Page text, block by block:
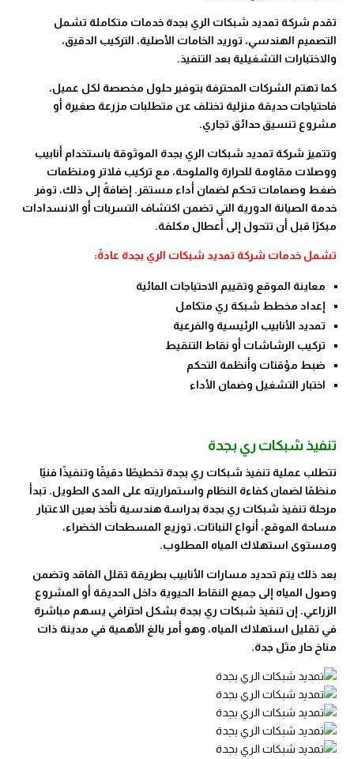
تقدم شركة تمديد شبكات الري بجدة خدمات متكاملة تشمل
التصميم الهندسي، توريد الخامات الأصلية، التركيب الدقيق،
والاختبارات التشغيلية بعد التنفيذ.
كما تهتم الشركات المحترفة بتوفير حلول مخصصة لكل عميل،
فاحتياجات حديقة منزلية تختلف عن متطلبات مزرعة صغيرة أو
مشروع تنسيق حدائق تجاري.
وتتميز شركة تمديد شبكات الري بجدة الموثوقة باستخدام أنابيب
ووصلات مقاومة للحرارة والملوحة، مع تركيب فلاتر ومنظمات
ضغط وصمامات تحكم لضمان أداء مستقر. إضافةً إلى ذلك، توفر
خدمة الصيانة الدورية التي تضمن اكتشاف التسربات أو الانسدادات
مبكرًا قبل أن تتحول إلى أعطال مكلفة.
تشمل خدمات شركة تمديد شبكات الري بجدة عادةً:
معاينة الموقع وتقييم الاحتياجات المائية
إعداد مخطط شبكة ري متكامل
تمديد الأنابيب الرئيسية والفرعية
تركيب الرشاشات أو نقاط التنقيط
ضبط مؤقتات وأنظمة التحكم
اختبار التشغيل وضمان الأداء
تنفيذ شبكات ري بجدة
تتطلب عملية تنفيذ شبكات ري بجدة تخطيطًا دقيقًا وتنفيذًا فنيًا
منظمًا لضمان كفاءة النظام واستمراريته على المدى الطويل. تبدأ
مرحلة تنفيذ شبكات ري بجدة بدراسة هندسية تأخذ بعين الاعتبار
مساحة الموقع، أنواع النباتات، توزيع المسطحات الخضراء،
ومستوى استهلاك المياه المطلوب.
بعد ذلك يتم تحديد مسارات الأنابيب بطريقة تقلل الفاقد وتضمن
وصول المياه إلى جميع النقاط الحيوية داخل الحديقة أو المشروع
الزراعي. إن تنفيذ شبكات ري بجدة بشكل احترافي يسهم مباشرة
في تقليل استهلاك المياه، وهو أمر بالغ الأهمية في مدينة ذات
مناخ حار مثل جدة.